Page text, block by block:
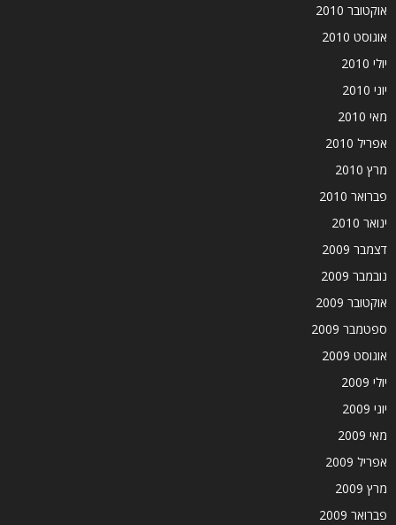
אוקטובר 2010
אוגוסט 2010
יולי 2010
יוני 2010
מאי 2010
אפריל 2010
מרץ 2010
פברואר 2010
ינואר 2010
דצמבר 2009
נובמבר 2009
אוקטובר 2009
ספטמבר 2009
אוגוסט 2009
יולי 2009
יוני 2009
מאי 2009
אפריל 2009
מרץ 2009
פברואר 2009